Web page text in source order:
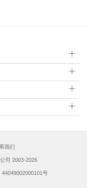
我们
司 2003-2026
44049002000101号